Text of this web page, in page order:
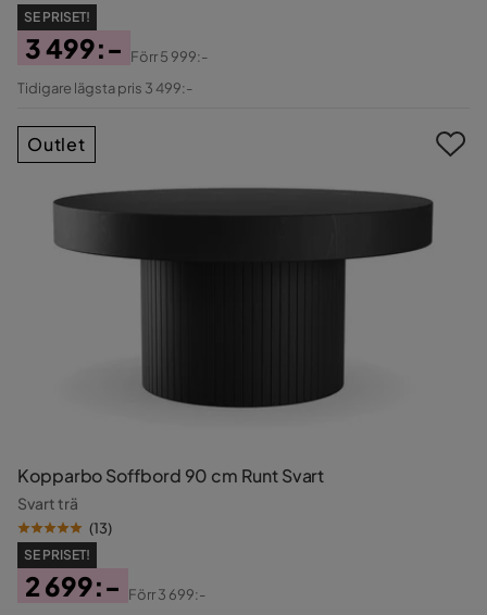
SE PRISET!
Pris
3 499:-
Original
Förr5 999:-
Tidigare lägsta pris 3 499:-
Kopparbo Soffbord 90 cm Runt Svart
Svart trä
(13)
SE PRISET!
2 699:-
Förr3 699:-
Outlet